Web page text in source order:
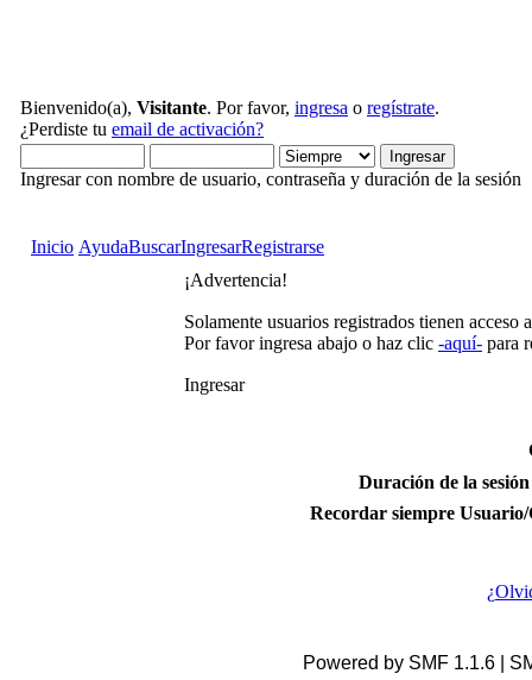
Bienvenido(a), Visitante. Por favor, ingresa o regístrate.
¿Perdiste tu email de activación?
Ingresar con nombre de usuario, contraseña y duración de la sesión
Inicio AyudaBuscarIngresarRegistrarse
¡Advertencia!
Solamente usuarios registrados tienen acceso
Por favor ingresa abajo o haz clic -aquí- para
Ingresar
Duración de la
Recordar siempre
Powered by SMF 1.1.6 |